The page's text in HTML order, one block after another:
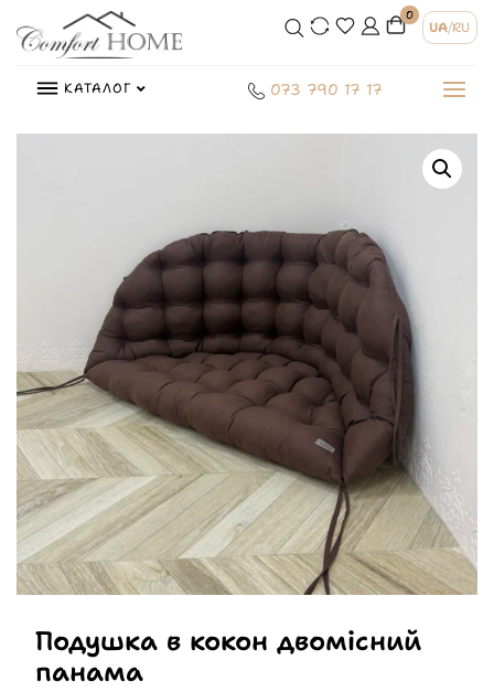
0
UA/RU
КАТАЛОГ 073 790 17 17
Подушка в кокон двомісний
панама